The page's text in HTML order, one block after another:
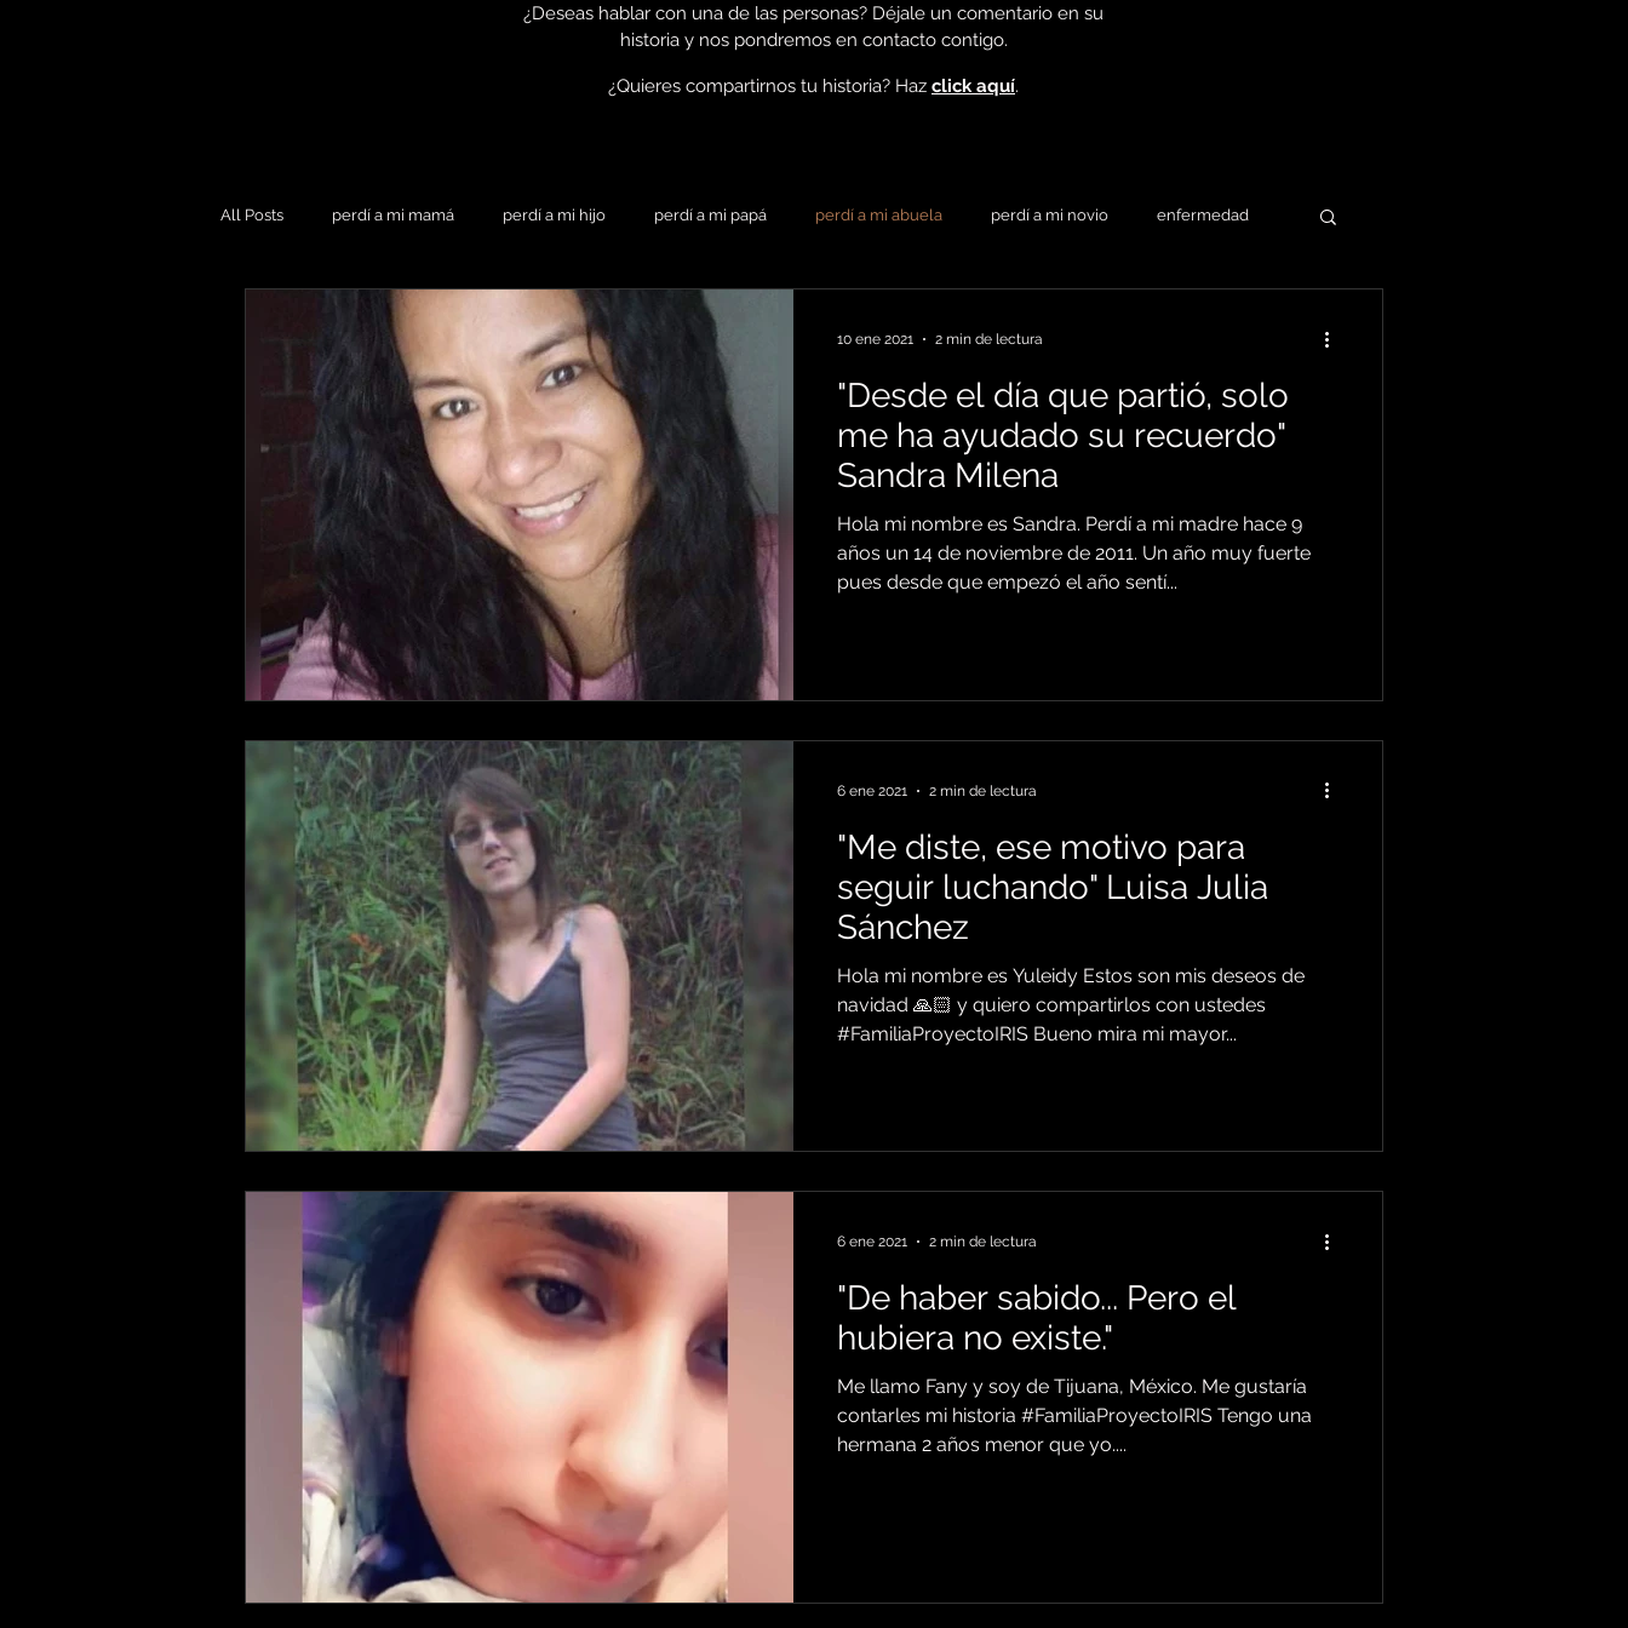
¿Deseas hablar con una de las personas? Déjale un comentario en su
historia y nos pondremos en contacto contigo.
¿Quieres compartirnos tu historia? Haz click aquí.
All Posts perdí a mi mamá perdí a mi hijo perdí a mi papá perdí a mi abuela perdí a mi novio enfermedad
perdí a mi hermano
Perdí a mi amigo perdí a mis abuelos perdí a mi suegro perdí a mi nieto perdí a mi nuera perdí a mi abuela
"Desde el día que partió, solo
me ha ayudado su recuerdo"
Sandra Milena
Hola mi nombre es Sandra. Perdí a mi madre hace 9
años un 14 de noviembre de 2011. Un año muy fuerte
pues desde que empezó el año sentí...
10 ene 2021 2 min de lectura
"Me diste, ese motivo para
seguir luchando" Luisa Julia
Sánchez
Hola mi nombre es Yuleidy Estos son mis deseos de
navidad 🙏🏻 y quiero compartirlos con ustedes
#FamiliaProyectoIRIS Bueno mira mi mayor...
6 ene 2021 2 min de lectura
"De haber sabido... Pero el
hubiera no existe."
Me llamo Fany y soy de Tijuana, México. Me gustaría
contarles mi historia #FamiliaProyectoIRIS Tengo una
hermana 2 años menor que yo....
6 ene 2021 2 min de lectura